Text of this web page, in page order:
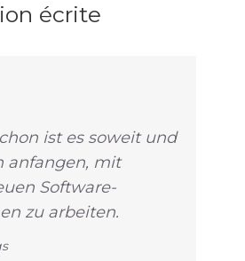
écrite
ist es soweit und
anfangen, mit
Software-
zu arbeiten.